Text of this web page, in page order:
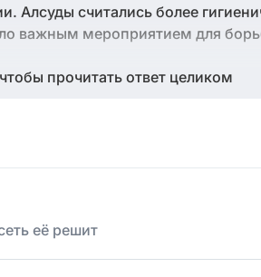
Алсуды считались более
важным мероприятием для
чтобы прочитать ответ целиком
её решит